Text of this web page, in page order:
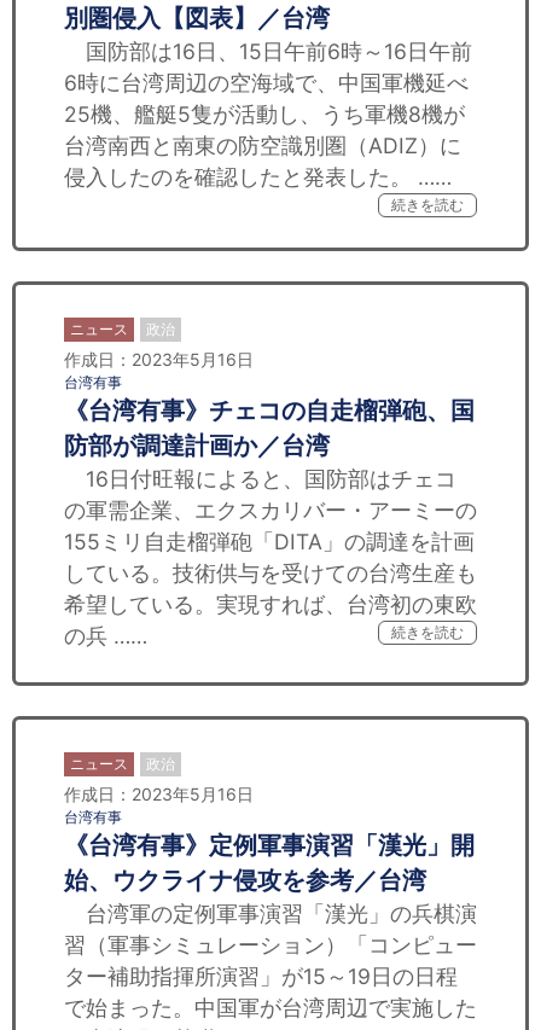
別圏侵入【図表】／台湾
国防部は16日、15日午前6時～16日午前
6時に台湾周辺の空海域で、中国軍機延べ
25機、艦艇5隻が活動し、うち軍機8機が
台湾南西と南東の防空識別圏（ADIZ）に
侵入したのを確認したと発表した。 ……
続きを読む
ニュース 政治
作成日：2023年5月16日
台湾有事
《台湾有事》チェコの自走榴弾砲、国
防部が調達計画か／台湾
16日付旺報によると、国防部はチェコ
の軍需企業、エクスカリバー・アーミーの
155ミリ自走榴弾砲「DITA」の調達を計画
している。技術供与を受けての台湾生産も
希望している。実現すれば、台湾初の東欧
の兵 ……
続きを読む
ニュース 政治
作成日：2023年5月16日
台湾有事
《台湾有事》定例軍事演習「漢光」開
始、ウクライナ侵攻を参考／台湾
台湾軍の定例軍事演習「漢光」の兵棋演
習（軍事シミュレーション）「コンピュー
ター補助指揮所演習」が15～19日の日程
で始まった。中国軍が台湾周辺で実施した